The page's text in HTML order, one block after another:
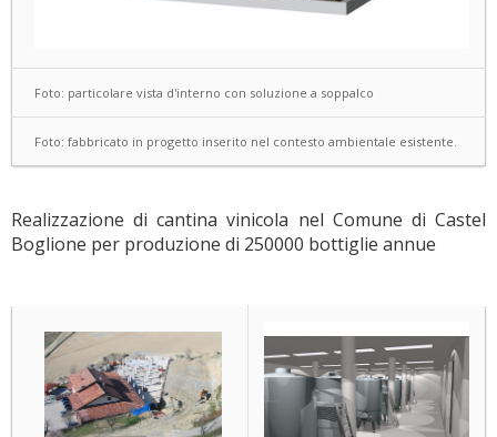
Foto: particolare vista d'interno con soluzione a soppalco
Foto: fabbricato in progetto inserito nel contesto ambientale esistente.
Realizzazione di cantina vinicola nel Comune di Castel
Boglione per produzione di 250000 bottiglie annue